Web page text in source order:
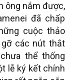
ông nắm được,
đã chấp
cuộc thảo
các nút thắt
thể thống
lễ ký kết chính